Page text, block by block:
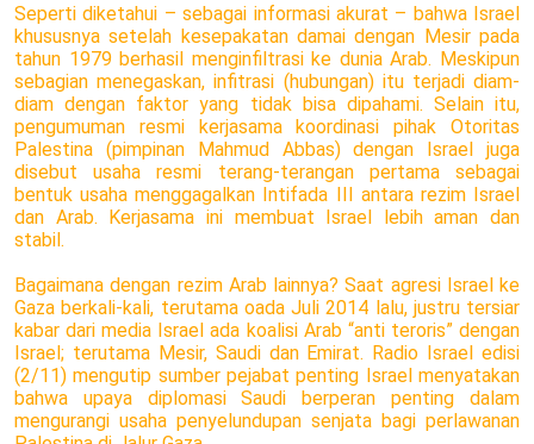
Seperti diketahui – sebagai informasi akurat – bahwa Israel
khususnya setelah kesepakatan damai dengan Mesir pada
tahun 1979 berhasil menginfiltrasi ke dunia Arab. Meskipun
sebagian menegaskan, infitrasi (hubungan) itu terjadi diam-
diam dengan faktor yang tidak bisa dipahami. Selain itu,
pengumuman resmi kerjasama koordinasi pihak Otoritas
Palestina (pimpinan Mahmud Abbas) dengan Israel juga
disebut usaha resmi terang-terangan pertama sebagai
bentuk usaha menggagalkan Intifada III antara rezim Israel
dan Arab. Kerjasama ini membuat Israel lebih aman dan
stabil.
Bagaimana dengan rezim Arab lainnya? Saat agresi Israel ke
Gaza berkali-kali, terutama oada Juli 2014 lalu, justru tersiar
kabar dari media Israel ada koalisi Arab “anti teroris” dengan
Israel; terutama Mesir, Saudi dan Emirat. Radio Israel edisi
(2/11) mengutip sumber pejabat penting Israel menyatakan
bahwa upaya diplomasi Saudi berperan penting dalam
mengurangi usaha penyelundupan senjata bagi perlawanan